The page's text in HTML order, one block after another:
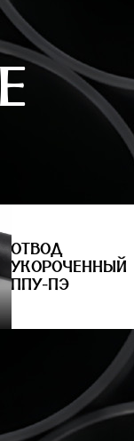
ОТВОД
УКОРОЧЕННЫЙ
ППУ-ПЭ